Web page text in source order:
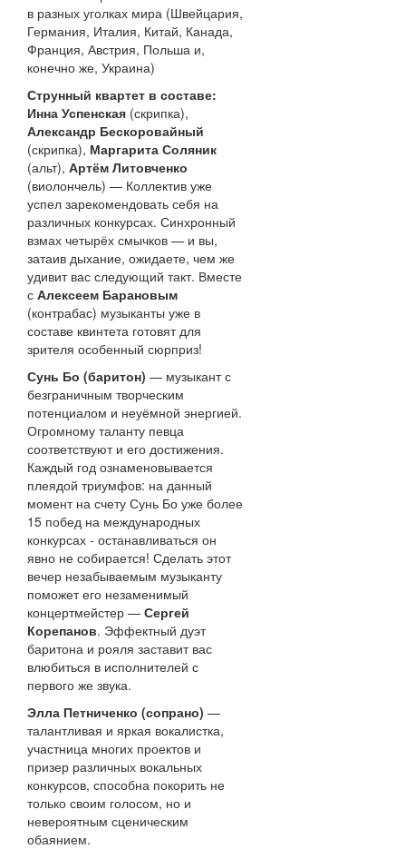
в разных уголках мира (Швейцария,
Германия, Италия, Китай, Канада,
Франция, Австрия, Польша и,
конечно же, Украина)
Струнный квартет в составе:
Инна Успенская (скрипка),
Александр Бескоровайный
(скрипка), Маргарита Соляник
(альт), Артём Литовченко
(виолончель) — Коллектив уже
успел зарекомендовать себя на
различных конкурсах. Синхронный
взмах четырёх смычков — и вы,
затаив дыхание, ожидаете, чем же
удивит вас следующий такт. Вместе
с Алексеем Барановым
(контрабас) музыканты уже в
составе квинтета готовят для
зрителя особенный сюрприз!
Сунь Бо (баритон) — музыкант с
безграничным творческим
потенциалом и неуёмной энергией.
Огромному таланту певца
соответствуют и его достижения.
Каждый год ознаменовывается
плеядой триумфов: на данный
момент на счету Сунь Бо уже более
15 побед на международных
конкурсах - останавливаться он
явно не собирается! Сделать этот
вечер незабываемым музыканту
поможет его незаменимый
концертмейстер — Сергей
Корепанов. Эффектный дуэт
баритона и рояля заставит вас
влюбиться в исполнителей с
первого же звука.
Элла Петниченко (сопрано) —
талантливая и яркая вокалистка,
участница многих проектов и
призер различных вокальных
конкурсов, способна покорить не
только своим голосом, но и
невероятным сценическим
обаянием.